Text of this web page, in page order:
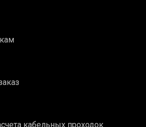
кабельных проходок